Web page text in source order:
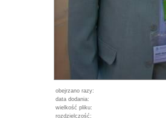
obejrzano razy:
data dodania:
wielkość pliku:
rozdzielczość: